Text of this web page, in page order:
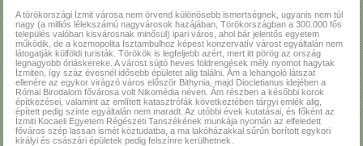
A törökországi İzmit városa nem örvend különösebb ismertségnek, ugyanis nem túl
nagy (a milliós lélekszámú nagyvárosok hazájában, Törökországban a 300.000 fős
település valóban kisvárosnak minősül) ipari város, ahol bár jelentős egyetem
működik, de a kozmopolita Isztambulhoz képest konzervatív várost egyáltalán nem
látogatják külföldi turisták. Törökök is legfeljebb azért, mert itt pörög az ország
legnagyobb óriáskereke. A várost sújtó heves földrengések mély nyomot hagytak
İzmiten, így száz évesnél idősebb épületet alig találni. Ám a lehangoló látszat
ellenére az egykor virágzó város először Bithynia, majd Diocletianus idejében a
Római Birodalom fővárosa volt Nikomédia néven. Ám részben a későbbi korok
építkezései, valamint az említett katasztrófák következtében tárgyi emlék alig,
épített pedig szinte egyáltalán nem maradt. Az utóbbi évek kutatásai, és főként az
İzmiti Kocaeli Egyetem Régészeti Tanszékének munkája nyomán az elfeledett
főváros szép lassan ismét köztudatba, a ma lakóházakkal sűrűn borított egykori
királyi és császári épületek pedig felszínre kerülhetnek.